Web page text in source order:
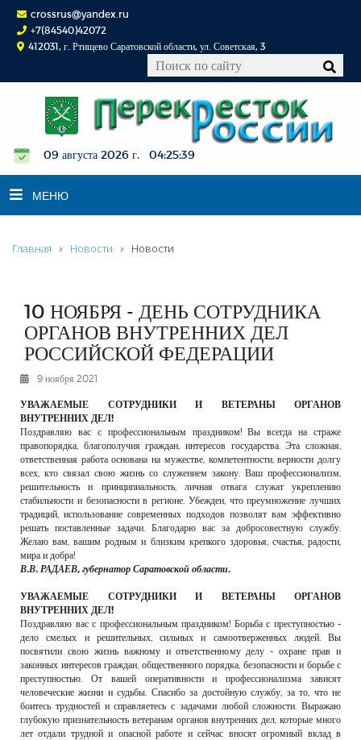
crossrus@yandex.ru
+7(84540)42072
412031, г. Ртищево Саратовской области, ул. Советская, 3
09 августа 2026 г. 04:25:39
МЕНЮ
НОВОСТИ
К СВЕДЕНИЮ
КОНКУРСЫ
ФОТОРЕПОРТАЖИ
РЕКЛАМОДАТЕЛЯМ
ОБЪЯВЛЕНИЯ
КОНТАКТЫ
Главная Новости Новости
10 НОЯБРЯ - ДЕНЬ СОТРУДНИКА
ОРГАНОВ ВНУТРЕННИХ ДЕЛ
РОССИЙСКОЙ ФЕДЕРАЦИИ
9 ноября 2021
УВАЖАЕМЫЕ СОТРУДНИКИ И ВЕТЕРАНЫ ОРГАНОВ
ВНУТРЕННИХ ДЕЛ!
Поздравляю вас с профессиональным праздником! Вы всегда на страже
правопорядка, благополучия граждан, интересов государства. Эта сложная,
ответственная работа основана на мужестве, компетентности, верности долгу
всех, кто связал свою жизнь со служением закону. Ваш профессионализм,
решительность и принципиальность, личная отвага служат укреплению
стабильности и безопасности в регионе. Убежден, что преумножение лучших
традиций, использование современных подходов позволят вам эффективно
решать поставленные задачи. Благодарю вас за добросовестную службу.
Желаю вам, вашим родным и близким крепкого здоровья, счастья, радости,
мира и добра!
В.В. РАДАЕВ, губернатор Саратовской области.
УВАЖАЕМЫЕ СОТРУДНИКИ И ВЕТЕРАНЫ ОРГАНОВ
ВНУТРЕННИХ ДЕЛ!
Поздравляю вас с профессиональным праздником! Борьба с преступностью -
дело смелых и решительных, сильных и самоотверженных людей. Вы
посвятили свою жизнь важному и ответственному делу - охране прав и
законных интересов граждан, общественного порядка, безопасности и борьбе с
преступностью. От вашей оперативности и профессионализма зависят
человеческие жизни и судьбы. Спасибо за достойную службу, за то, что не
боитесь трудностей и справляетесь с задачами любой сложности. Выражаю
глубокую признательность ветеранам органов внутренних дел, которые много
лет отдали трудной и опасной работе и сейчас вносят огромный вклад в